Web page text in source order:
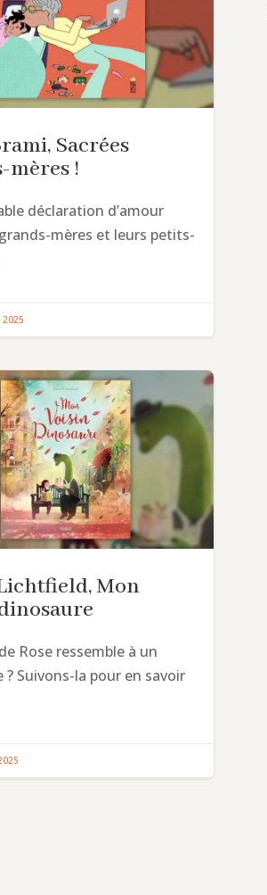
Sacrées
mères !
déclaration d’amour
mères et leurs petits-
2025
Mon
Rose ressemble à un
? Suivons-la pour en savoir